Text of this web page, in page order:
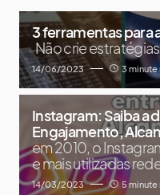
3 ferramentas para
Não crie
14/06/2023 3 minute
Instagram: Saiba a diferença entre
Engajamento,
em 2010, o
e mais utilizadas
14/03/2023 5 minute